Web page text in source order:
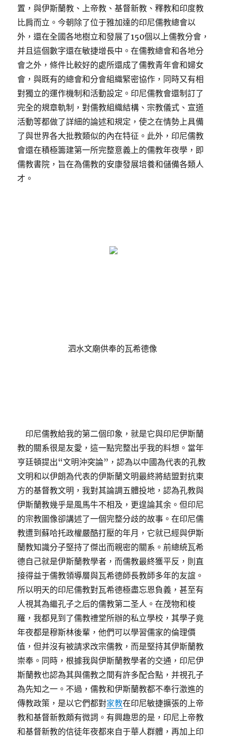
置，與伊斯蘭教、上帝教、基督新教、釋教和印度教
比肩而立。今朝除了位于雅加達的印尼儒教總會以
外，還在全國各地樹立和發展了150個以上儒教分會，
并且這個數字還在敏捷增長中。在儒教總會和各地分
會之外，條件比較好的處所還成了儒教青年會和婦女
會，與既有的總會和分會組織緊密協作，同時又有相
對獨立的運作機制和活動設定。印尼儒教會還制訂了
完全的規章軌制，對儒教組織結構、宗教儀式、宣道
活動等都做了詳細的論述和規定，使之在情勢上具備
了與世界各大批教類似的內在特征。此外，印尼儒教
會還在積極籌建第一所完整意義上的儒教年夜學，即
儒教書院，旨在為儒教的安康發展培養和儲備各類人
才。
泗水文廟供奉的瓦希德像
印尼儒教給我的第二個印象，就是它與印尼伊斯蘭
教的關系很是友愛，這一點完整出乎我的料想。當年
亨廷頓提出“文明沖突論”，認為以中國為代表的孔教
文明和以伊朗為代表的伊斯蘭文明最終將結盟對抗東
方的基督教文明，我對其論調五體投地，認為孔教與
伊斯蘭教幾乎是風馬牛不相及，更遑論其余。但印尼
的宗教圖像卻講述了一個完整分歧的故事。在印尼儒
教遭到蘇哈托政權嚴酷打壓的年月，它就已經與伊斯
蘭教知識分子堅持了傑出而親密的關系。前總統瓦希
德自己就是伊斯蘭教學者，而儒教最終獲平反，則直
接得益于儒教領導層與瓦希德師長教師多年的友誼。
所以明天的印尼儒教對瓦希德極盡忘恩負義，甚至有
人視其為繼孔子之后的儒教第二圣人。在茂物和梭
羅，我都見到了儒教禮堂所辦的私立學校，其學子竟
年夜都是穆斯林後輩，他們可以學習儒家的倫理價
值，但并沒有被請求改宗儒教，而是堅持其伊斯蘭教
崇奉。同時，根據我與伊斯蘭教學者的交通，印尼伊
斯蘭教也認為其與儒教之間有許多配合點，并視孔子
為先知之一。不過，儒教和伊斯蘭教都不奉行激進的
傳教政策，是以它們都對家教在印尼敏捷擴張的上帝
教和基督新教頗有微詞。有興趣思的是，印尼上帝教
和基督新教的信徒年夜都來自于華人群體，再加上印